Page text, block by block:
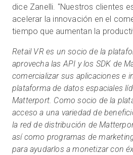
dice Zanelli. "Nuestros clientes
acelerar la innovación en el
tiempo que aumentan la
Retail VR es un socio de la
aprovecha las API y los SDK de
comercializar sus aplicaciones e
plataforma de datos espaciales
Matterport. Como socio de la
acceso a una variedad de
la red de distribución de
así como programas de
para ayudarlos a monetizar con